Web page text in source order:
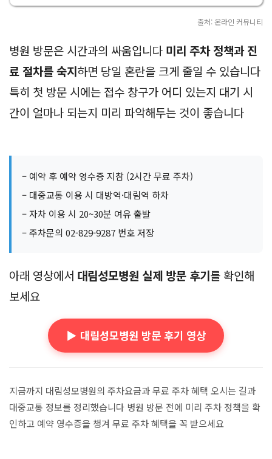
출처: 온라인 커뮤니티
병원 방문은 시간과의 싸움입니다미리 주차 정책과 진
료 절차를 숙지하면 당일 혼란을 크게 줄일 수 있습니다
특히 첫 방문 시에는 접수 창구가 어디 있는지 대기 시
– 예약 후 예약 영수증 지참 (2시간 무료 주차)
– 대중교통 이용 시 대방역·대림역 하차
– 자차 이용 시 20~30분 여유 출발
아래 영상에서
▶️ 대림성모병원 방문 후기 영상
지금까지 대림성모병원의 주차요금과 무료 주차 혜택 오시는 길과
대중교통 정보를 정리했습니다 병원 방문 전에 미리 주차 정책을 확